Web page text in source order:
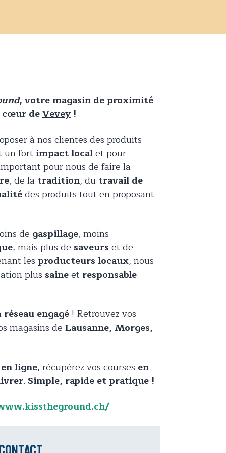
, votre magasin de proximité
cœur deVevey!
à nos clientes des produits
fort impact localet pour
pour nous de faire la
, de la tradition, du travail de
des produits tout en proposant
de gaspillage, moins
, mais plus de saveurs et de
les producteurs locaux, nous
plus saineet responsable.
réseau engagé! Retrouvez vos
magasins de Lausanne, Morges,
en ligne, récupérez vos courses en
. Simple, rapide et pratique !